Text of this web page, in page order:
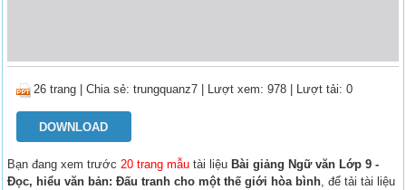
26 trang |Chia sẻ:trungquanz7 | Lượt xem: 978 | Lượt tải: 0
DOWNLOAD
Bạn đang xem trước20 trang mẫu tài liệu Bài giảng Ngữ văn Lớp 9 -
Đọc, hiểu văn bản: Đấu tranh cho một thế giới hòa bình, để tải tài liệu